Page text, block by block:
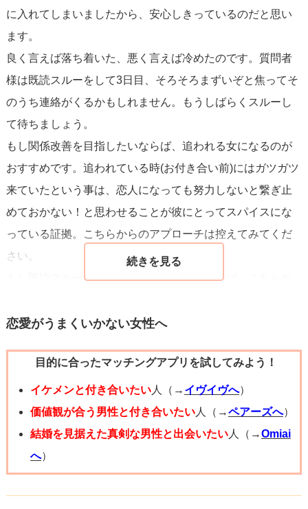
ですので、今のまま追いかけるよりは、あなたの気持ちを
大切にして切り替えるのが賢明だと思います。既にあなた
が距離を置いているなら、そのまま自分の時間を取り戻し
て、計画を立ててくれる人やこちらに配慮してくれる人を
探したほうがいいです。どうしても白黒はっきりさせたい
なら、一度だけ「今後どうしたいかだけ教えて」とだけ伝
えて反応を待ち、それで動かないなら見切りをつけてくだ
さい。
に入れてしまいましたから、安心しきっているのだと思い
ます。
良く言えば落ち着いた、悪く言えば冷めたのです。質問者
様は既読スルーをして3日目、そろそろまずいぞと焦ってそ
のうち連絡がくるかもしれません。もうしばらくスルーし
て待ちましょう。
もし関係改善を目指したいならば、追われる女になるのが
おすすめです。追われている時(お付き合い前)にはガツガツ
来ていたという事は、恋人になっても努力しないと繋ぎ止
めておかない！と思わせることが彼にとってスパイスにな
っている証拠。こちらからのアプローチは控えてみてくだ
さい。
もし既読スルーのまま彼から連絡が来なければ、こちらか
れませんよ。
恋愛がうまくいかない女性へ
目的に合ったマッチングアプリを試してみよう！
イケメンと付き合いたい人（→ イヴイヴへ）
価値観が合う男性と付き合いたい人（→ペアーズへ）
結婚を見据えた真剣な男性と出会いたい人（→Omiai
へ）